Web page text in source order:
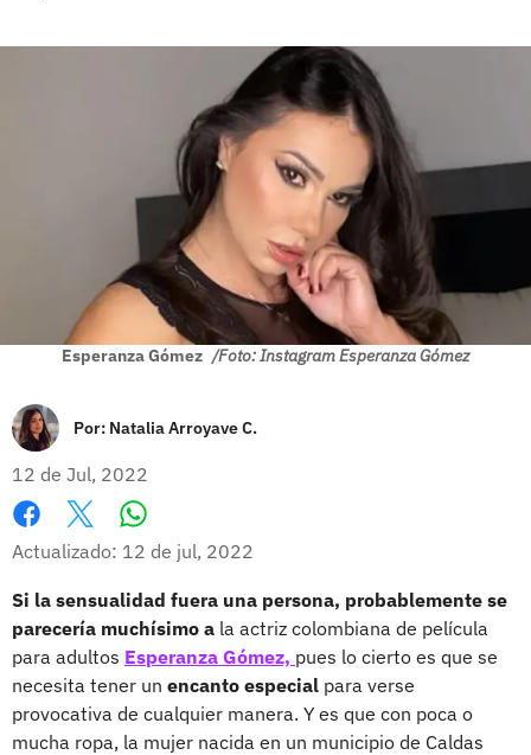
Esperanza Gómez /Foto: Instagram Esperanza Gómez
Por: Natalia Arroyave C.
12 de Jul, 2022
Facebook
X
Actualizado: 12 de jul, 2022
Si la sensualidad fuera una persona, probablemente se
parecería muchísimo a la actriz colombiana de película
para adultos Esperanza Gómez, pues lo cierto es que se
necesita tener un encanto especial para verse
provocativa de cualquier manera. Y es que con poca o
mucha ropa, la mujer nacida en un municipio de Caldas